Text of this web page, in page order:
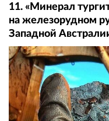
11. «Минерал
на железорудном
Западной